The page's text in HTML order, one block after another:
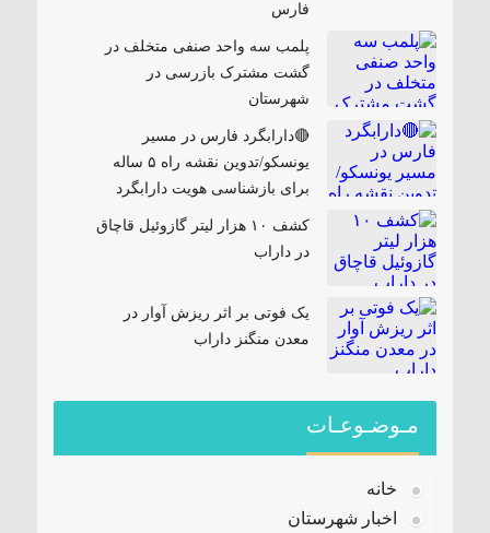
فارس
پلمب سه واحد صنفی متخلف در
گشت مشترک بازرسی در
شهرستان
🔴دارابگرد فارس در مسیر
یونسکو/تدوین نقشه راه ۵ ساله
برای بازشناسی هویت دارابگرد
کشف ۱۰ هزار لیتر گازوئیل قاچاق
در داراب
یک فوتی بر اثر ریزش آوار در
معدن منگنز داراب
مـوضـوعـات
خانه
اخبار شهرستان